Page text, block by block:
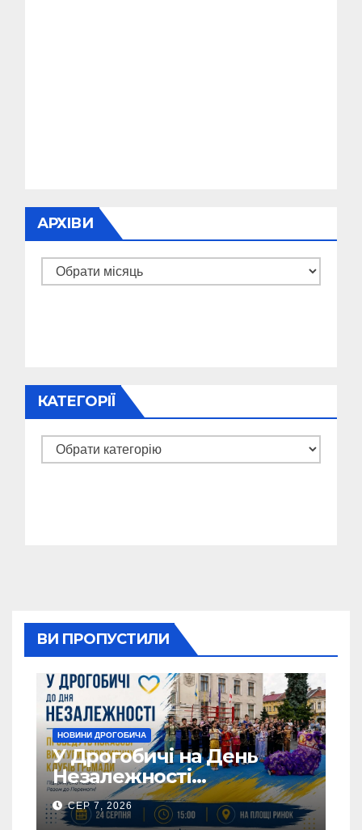
АРХІВИ
Архіви
КАТЕГОРІЇ
Категорії
ВИ ПРОПУСТИЛИ
НОВИНИ ДРОГОБИЧА
У Дрогобичі на День
Незалежності
виступатимуть спортивні
клубів громадии
СЕР 7, 2026